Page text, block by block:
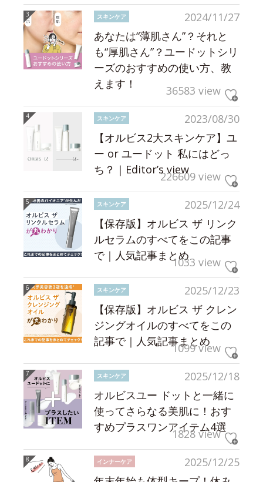
2024/11/27
スキンケア
あなたは“薄肌さん”？それと
も“厚肌さん”？ユードットシリ
ーズのおすすめの使い方、教
えます！
36583 view
2023/08/30
スキンケア
【オルビス2大スキンケア】ユ
ー or ユードット 私にはどっ
ち？｜Editor’s view226609 view
2025/12/24
スキンケア
【保存版】オルビス ザ リンク
ルセラムのすべてをこの記事
で｜人気記事まとめ1033 view
2025/12/23
スキンケア
【保存版】オルビス ザ クレン
ジングオイルのすべてをこの
記事で｜人気記事まとめ
1099 view
2025/12/18
スキンケア
オルビスユー ドットと一緒に
使ってさらなる美肌に！おす
すめプラスワンアイテム4選
1828 view
2025/12/25
インナーケア